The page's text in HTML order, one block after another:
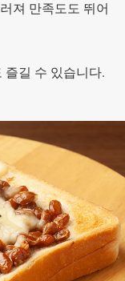
져 만족도도 뛰어
즐길 수 있습니다.